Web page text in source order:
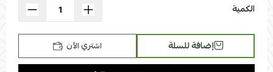
الكمية
إضافة للسلة اشتري الآن